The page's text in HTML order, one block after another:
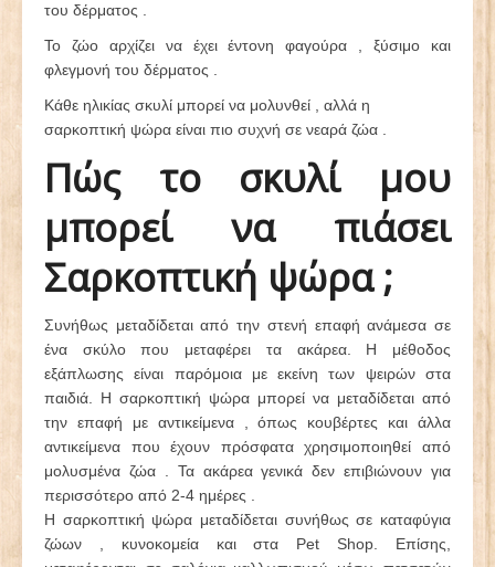
του δέρματος .
Το ζώο αρχίζει να έχει έντονη φαγούρα , ξύσιμο και
φλεγμονή του δέρματος .
Κάθε ηλικίας σκυλί μπορεί να μολυνθεί , αλλά η
σαρκοπτική ψώρα είναι πιο συχνή σε νεαρά ζώα .
Πώς το σκυλί μου
μπορεί να πιάσει
Σαρκοπτική ψώρα ;
Συνήθως μεταδίδεται από την στενή επαφή ανάμεσα σε
ένα σκύλο που μεταφέρει τα ακάρεα. Η μέθοδος
εξάπλωσης είναι παρόμοια με εκείνη των ψειρών στα
παιδιά. Η σαρκοπτική ψώρα μπορεί να μεταδίδεται από
την επαφή με αντικείμενα , όπως κουβέρτες και άλλα
αντικείμενα που έχουν πρόσφατα χρησιμοποιηθεί από
μολυσμένα ζώα . Τα ακάρεα γενικά δεν επιβιώνουν για
περισσότερο από 2-4 ημέρες .
Η σαρκοπτική ψώρα μεταδίδεται συνήθως σε καταφύγια
ζώων , κυνοκομεία και στα Pet Shop. Επίσης,